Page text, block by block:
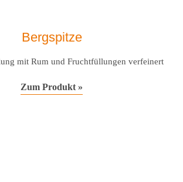
Bergspitze
mit Rum und Fruchtfüllungen verfeinert
Zum Produkt »